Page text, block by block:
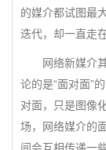
的媒介都试图最
迭代，却一直走
网络新媒介其
论的是“面对面”
对面，只是图像
场，网络媒介的